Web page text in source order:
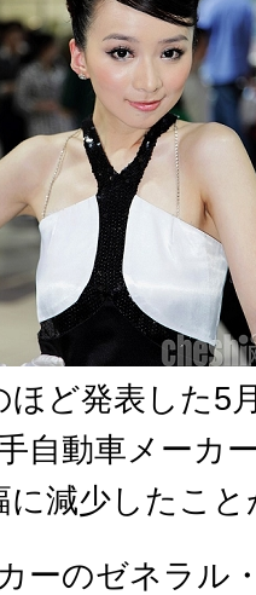
ど発表した5
自動車メーカ
に減少したこ
ーのゼネラル